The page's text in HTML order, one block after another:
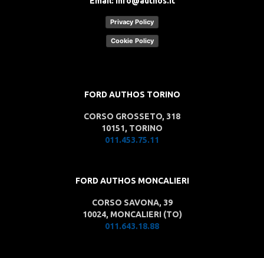
Privacy Policy
Cookie Policy
FORD AUTHOS TORINO
CORSO GROSSETO, 318
10151, TORINO
011.453.75.11
FORD AUTHOS MONCALIERI
CORSO SAVONA, 39
10024, MONCALIERI (TO)
011.643.18.88